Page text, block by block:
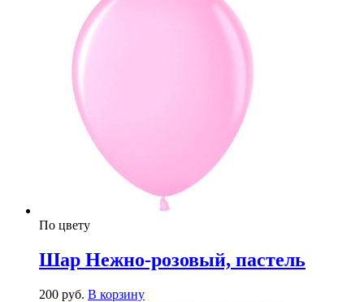
По цвету
Шар Нежно-розовый, пастель
200 руб. В корзину